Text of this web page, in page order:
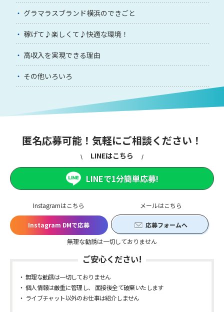
グラマラスブランド横浜のできごと
稼げて♪楽しくて♪快適な環境！
高収入を実現できる理由
その他いろいろ
匿名応募可能！気軽にご相談ください！
Instagramはこちら
Instagram DMで応募
メールはこちら
応募フォームへ
無理な勧誘は一切しておりません
LINEはこちら
LINEで1分簡単応募!
ご安心ください!
無理な勧誘は一切しておりません
個人情報は厳重に管理し、 面接後全て破棄いたします
ライブチャット以外のお仕事は紹介しません